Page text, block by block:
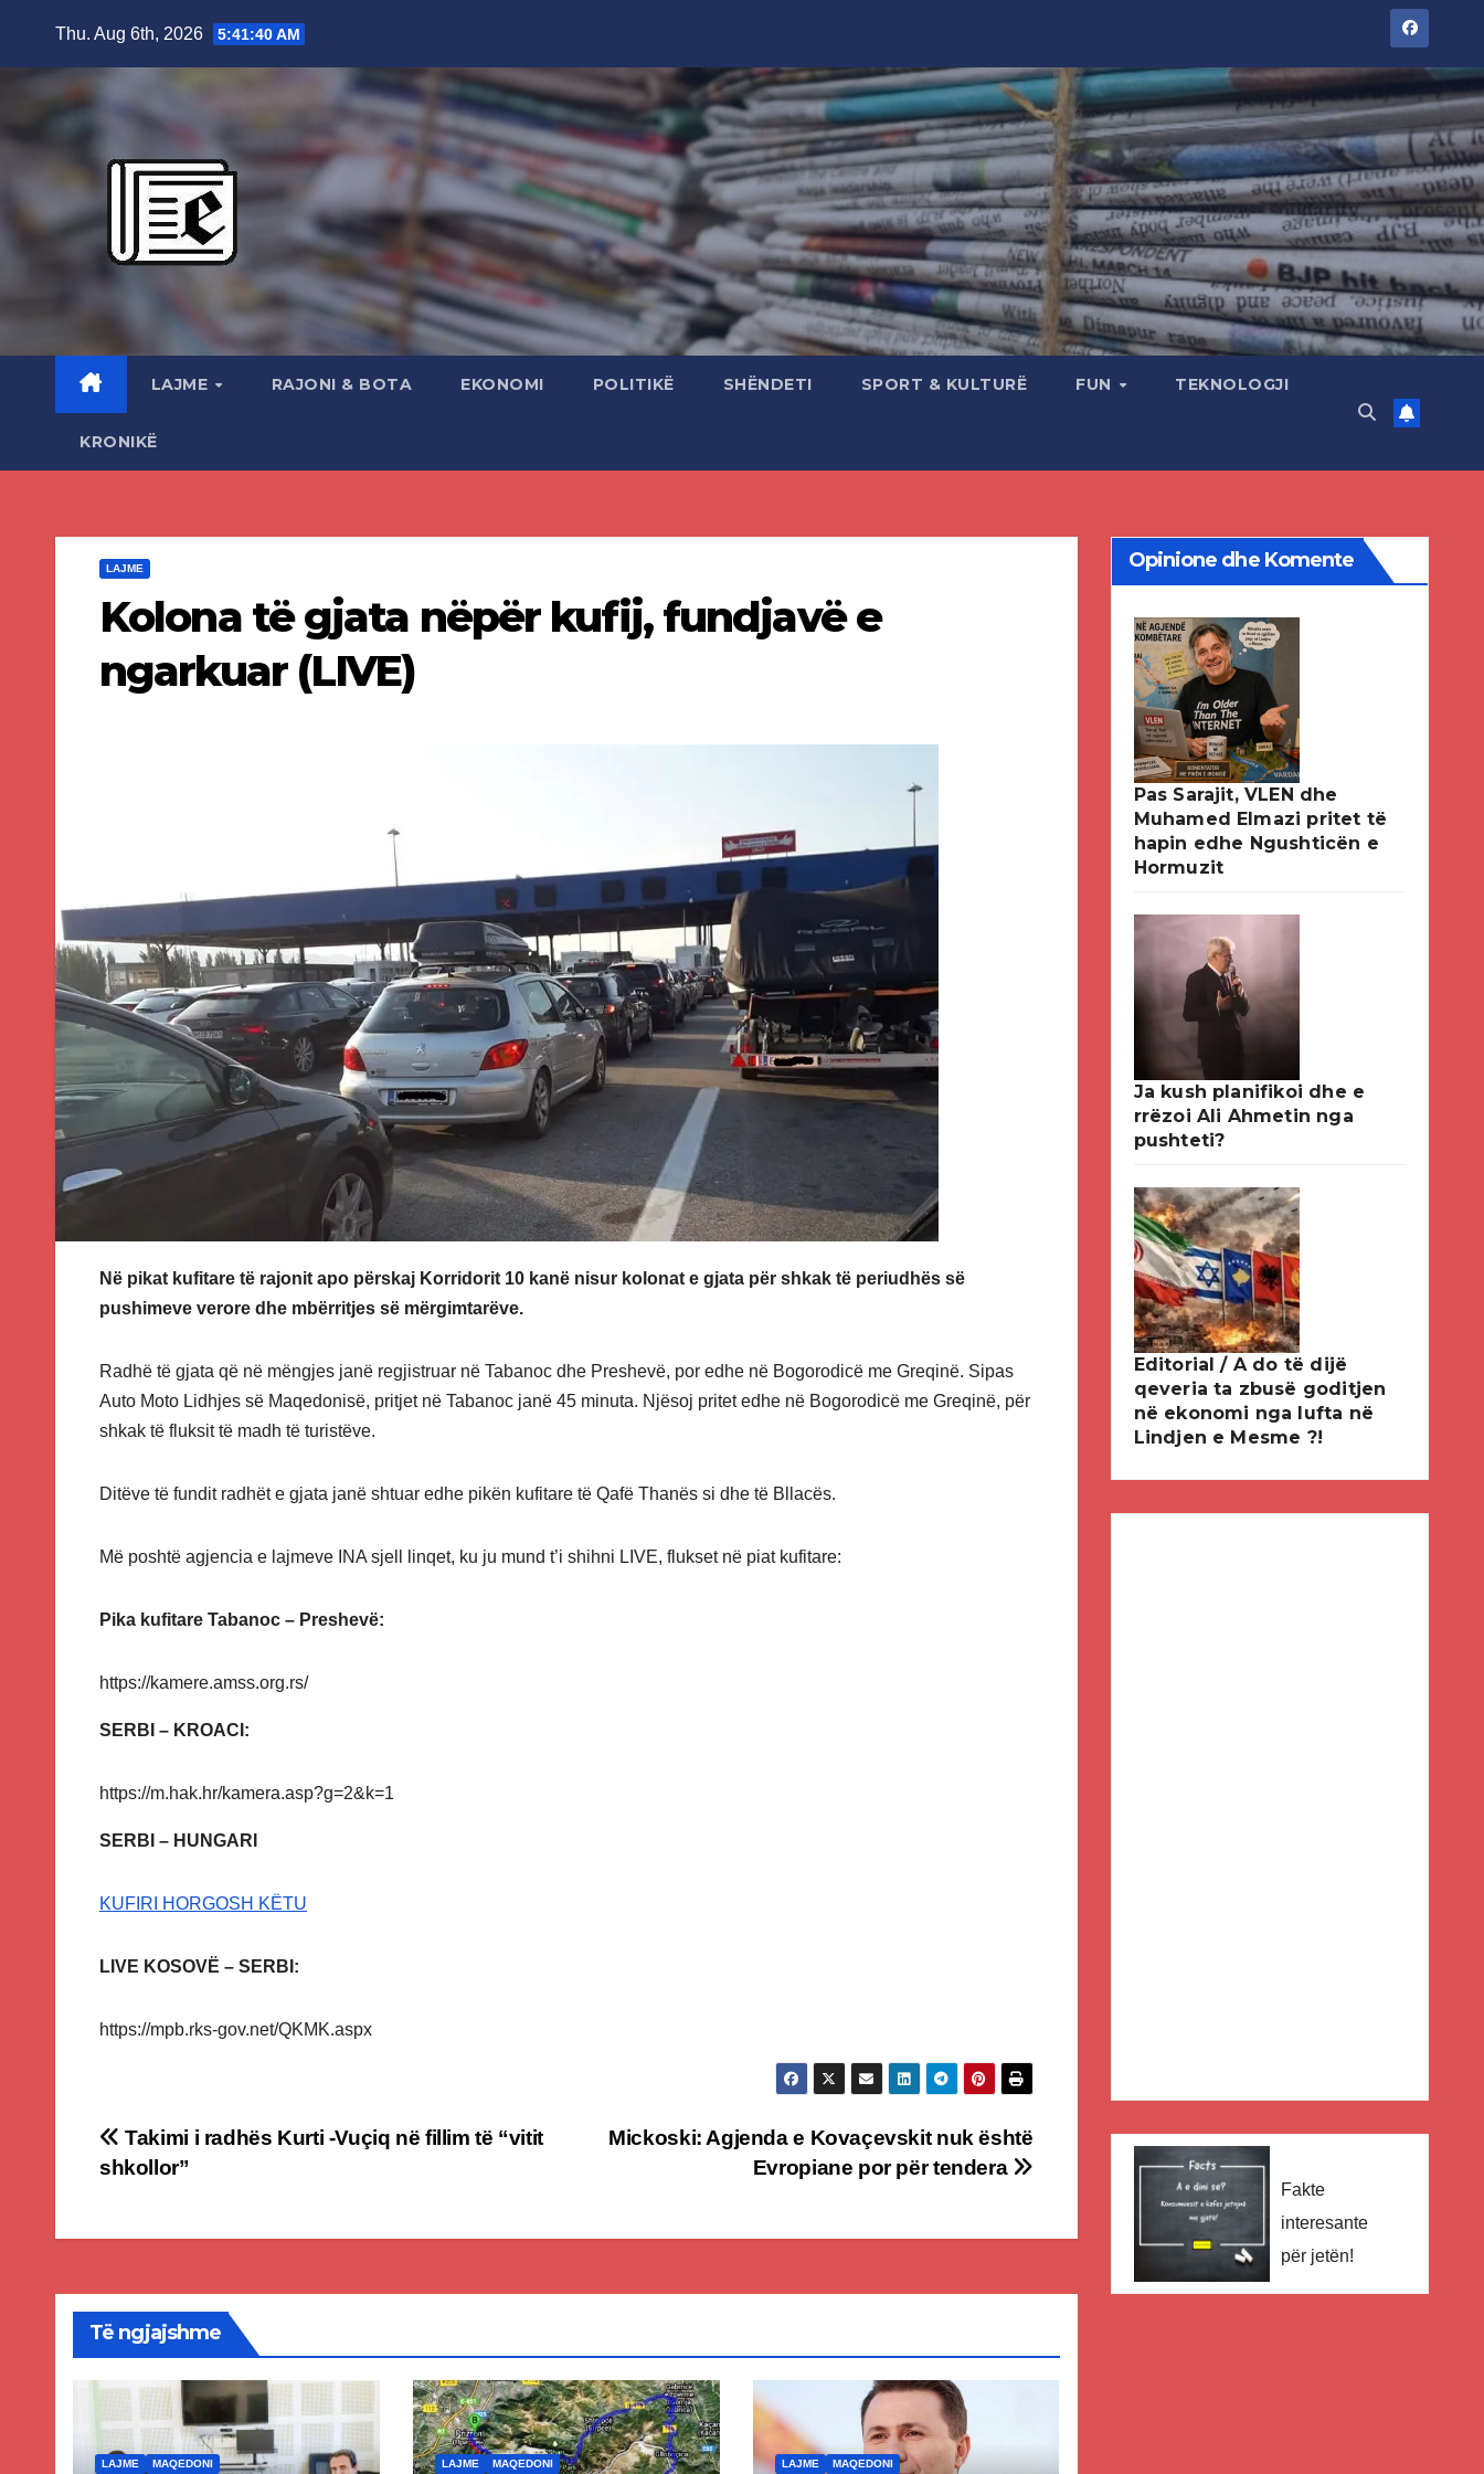
Thu. Aug 6th, 2026 5:41:41 AM
LAJME RAJONI & BOTA EKONOMI POLITIKË SHËNDETI SPORT & KULTURË FUN TEKNOLOGJI
KRONIKË
LAJME
Kolona të gjata nëpër kufij, fundjavë e
ngarkuar (LIVE)
Në pikat kufitare të rajonit apo përskaj Korridorit 10 kanë nisur kolonat e gjata për shkak të periudhës së
pushimeve verore dhe mbërritjes së mërgimtarëve.
Radhë të gjata që në mëngjes janë regjistruar në Tabanoc dhe Preshevë, por edhe në Bogorodicë me Greqinë. Sipas
Auto Moto Lidhjes së Maqedonisë, pritjet në Tabanoc janë 45 minuta. Njësoj pritet edhe në Bogorodicë me Greqinë, për
shkak të fluksit të madh të turistëve.
Ditëve të fundit radhët e gjata janë shtuar edhe pikën kufitare të Qafë Thanës si dhe të Bllacës.
Më poshtë agjencia e lajmeve INA sjell linqet, ku ju mund t’i shihni LIVE, flukset në piat kufitare:
Pika kufitare Tabanoc – Preshevë:
https://kamere.amss.org.rs/
SERBI – KROACI:
https://m.hak.hr/kamera.asp?g=2&k=1
SERBI – HUNGARI
KUFIRI HORGOSH KËTU
LIVE KOSOVË – SERBI:
https://mpb.rks-gov.net/QKMK.aspx
Post
Mickoski: Agjenda e Kovaçevskit nuk është
Evropiane por për tendera
Takimi i radhës Kurti -Vuçiq në fillim të “vitit
shkollor”
Të ngjajshme
LAJME MAQEDONI LAJME MAQEDONI LAJME MAQEDONI
Opinione dhe Komente
Pas Sarajit, VLEN dhe
Muhamed Elmazi pritet të
hapin edhe Ngushticën e
Hormuzit
Ja kush planifikoi dhe e
rrëzoi Ali Ahmetin nga
pushteti?
Editorial / A do të dijë
qeveria ta zbusë goditjen
në ekonomi nga lufta në
Lindjen e Mesme ?!
Fakte
interesante
për jetën!